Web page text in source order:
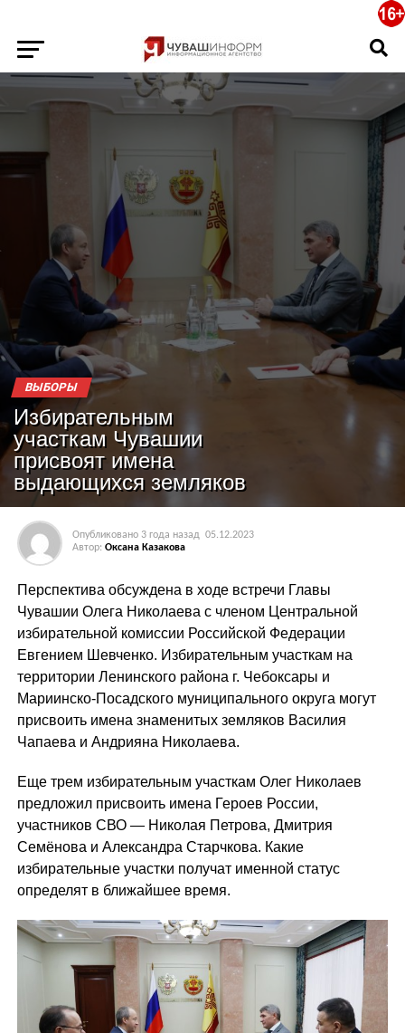
ВЫБОРЫ
Избирательным
участкам Чувашии
присвоят имена
выдающихся земляков
Опубликовано 3 года назад 05.12.2023
Автор: Оксана Казакова
Перспектива обсуждена в ходе встречи Главы
Чувашии Олега Николаева с членом Центральной
избирательной комиссии Российской Федерации
Евгением Шевченко. Избирательным участкам на
территории Ленинского района г. Чебоксары и
Мариинско-Посадского муниципального округа могут
присвоить имена знаменитых земляков Василия
Чапаева и Андрияна Николаева.
Еще трем избирательным участкам Олег Николаев
предложил присвоить имена Героев России,
участников СВО — Николая Петрова, Дмитрия
Семёнова и Александра Старчкова. Какие
избирательные участки получат именной статус
определят в ближайшее время.